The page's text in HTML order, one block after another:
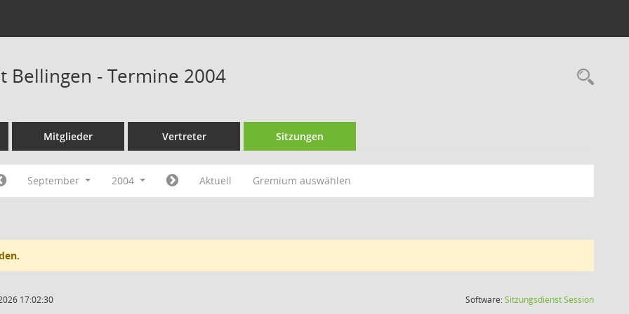
Bellingen - Termine 2004
Mitglieder Vertreter Sitzungen
September 2004 Aktuell Gremium auswählen
17:02:30 Software:SitzungsdienstSession(Wird in